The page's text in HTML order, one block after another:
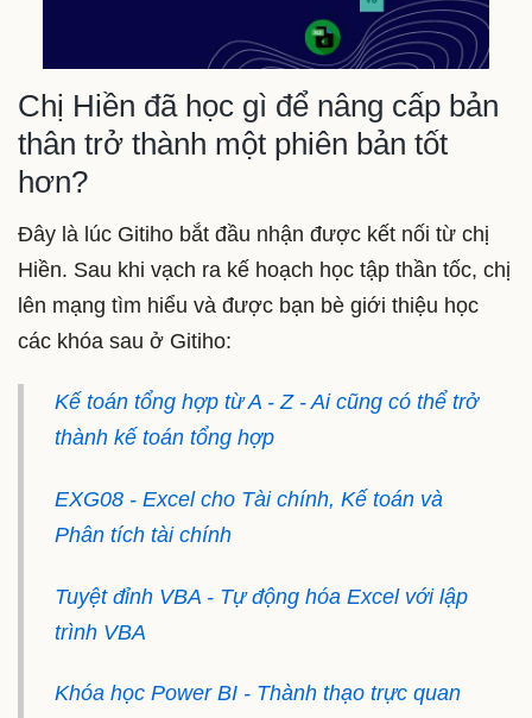
Chị Hiền đã học gì để nâng cấp bản
thân trở thành một phiên bản tốt
hơn?
Đây là lúc Gitiho bắt đầu nhận được kết nối từ chị
Hiền. Sau khi vạch ra kế hoạch học tập thần tốc, chị
lên mạng tìm hiểu và được bạn bè giới thiệu học
các khóa sau ở Gitiho:
Kế toán tổng hợp từ A - Z - Ai cũng có thể trở
thành kế toán tổng hợp
EXG08 - Excel cho Tài chính, Kế toán và
Phân tích tài chính
Tuyệt đỉnh VBA - Tự động hóa Excel với lập
trình VBA
Khóa học Power BI - Thành thạo trực quan